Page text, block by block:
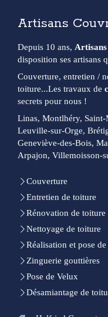
Artisans
Depuis 10 ans,
disposition ses artisans
Couverture, entretien /
toiture...Les travaux de
secrets pour nous !
Linas, Montlhéry,
Leuville-sur-Orge,
Geneviève-des-Bois,
Arpajon, Villemoisson-
Couverture
Entretien de toiture
Rénovation de toiture
Nettoyage de toiture
Réalisation et pose
Zinguerie gouttières
Pose de Velux
Désamiantage de